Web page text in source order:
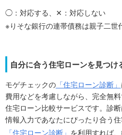
◯：対応する、✕：対応しない
※りそな銀行の連帯債務は親子二
自分に合う住宅ローンを見つけ
モゲチェックの「住宅ローン診断」
費用などを考慮しながら、完全無
住宅ローン比較サービスです。診
情報入力であなたにぴったり合う住
「住宅ローン診断」 を利用すれば